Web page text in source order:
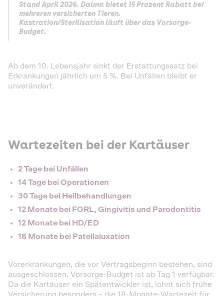
Stand April 2026. Dalma bietet 15 Prozent Rabatt bei
mehreren versicherten Tieren.
Kastration/Sterilisation läuft über das Vorsorge-
Budget.
Ab dem 10. Lebensjahr sinkt der Erstattungssatz bei
Erkrankungen jährlich um 5 %. Bei Unfällen bleibt er
unverändert.
Wartezeiten bei der Kartäuser
2 Tage bei Unfällen
14 Tage bei Operationen
30 Tage bei Heilbehandlungen
12 Monate bei FORL, Gingivitis und Parodontitis
12 Monate bei HD/ED
18 Monate bei Patellaluxation
Vorerkrankungen, die vor Vertragsbeginn bestehen, sind
ausgeschlossen. Vorsorge-Budget ist ab Tag 1 verfügbar.
Da die Kartäuser ein Spätentwickler ist, lohnt sich frühe